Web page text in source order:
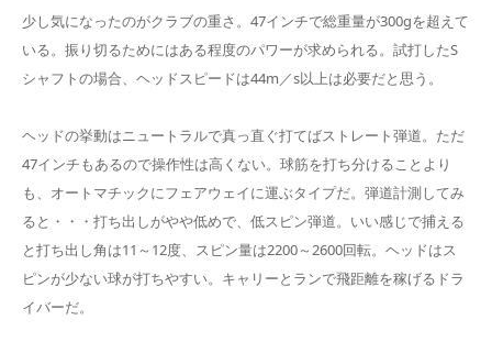
少し気になったのがクラブの重さ。47インチで総重量が300gを超えて
いる。振り切るためにはある程度のパワーが求められる。試打したS
シャフトの場合、ヘッドスピードは44m／s以上は必要だと思う。
ヘッドの挙動はニュートラルで真っ直ぐ打てばストレート弾道。ただ
47インチもあるので操作性は高くない。球筋を打ち分けることより
も、オートマチックにフェアウェイに運ぶタイプだ。弾道計測してみ
ると・・・打ち出しがやや低めで、低スピン弾道。いい感じで捕える
と打ち出し角は11～12度、スピン量は2200～2600回転。ヘッドはス
ピンが少ない球が打ちやすい。キャリーとランで飛距離を稼げるドラ
イバーだ。